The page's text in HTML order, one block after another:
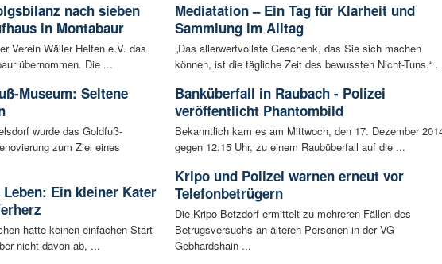
nach sieben
in Montabaur
Verein Wäller Helfen e.V. das
übernommen. Die ...
Museum: Seltene
wurde das Goldfuß-
zum Ziel eines
Ein kleiner Kater
hatte keinen einfachen Start
nicht davon ab, ...
Mediatation – Ein Tag für Klarheit und
Sammlung im Alltag
„Das allerwertvollste Geschenk, das Sie sich machen
können, ist die tägliche Zeit des bewussten Nicht-Tuns.“
Banküberfall in Raubach - Polizei
veröffentlicht Phantombild
Bekanntlich kam es am Mittwoch, den 17. Dezember
gegen 12.15 Uhr, zu einem Raubüberfall auf die ...
Kripo und Polizei warnen erneut vor
Telefonbetrügern
Die Kripo Betzdorf ermittelt zu mehreren Fällen des
Betrugsversuchs an älteren Personen in der VG
Gebhardshain ...